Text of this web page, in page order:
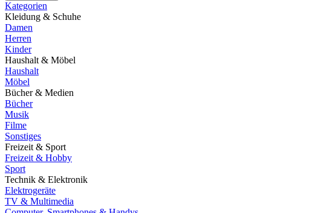
Kategorien
Kleidung & Schuhe
Damen
Herren
Kinder
Haushalt & Möbel
Haushalt
Möbel
Bücher & Medien
Bücher
Musik
Filme
Sonstiges
Freizeit & Sport
Freizeit & Hobby
Sport
Technik & Elektronik
Elektrogeräte
TV & Multimedia